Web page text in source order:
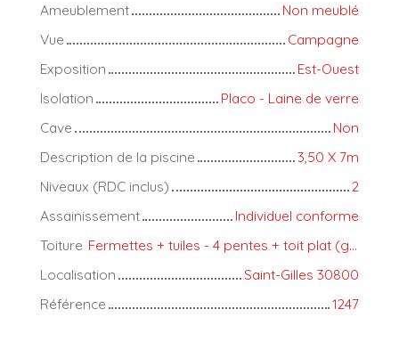
Ameublement
Non meublé
Vue
Campagne
Exposition
Est-Ouest
Isolation
Placo - Laine de verre
Cave
Non
Description de la piscine
3,50 X 7m
Niveaux (RDC inclus)
2
Assainissement
Individuel conforme
Toiture
Fermettes + tuiles - 4 pentes + toit plat (garage)
Localisation
Saint-Gilles 30800
Référence
1247